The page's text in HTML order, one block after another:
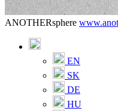
ANOTHERsphere
EN
SK
DE
HU